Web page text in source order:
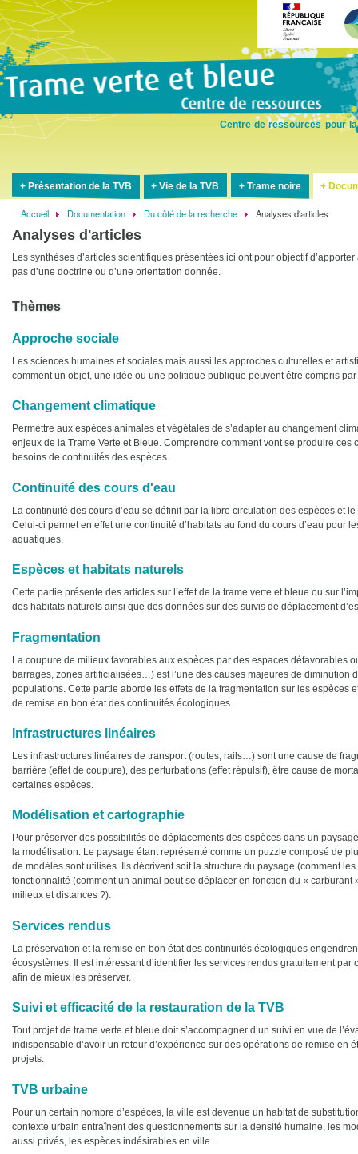
Centre de ressources pour
Présentation de la TVB Vie de la TVB Trame noire
Fil
d'Ariane
Accueil Documentation Du côté de la recherche Analyses d'articles
Analyses d'articles
Les synthèses d’articles scientifiques présentées ici ont pour objectif
pas d’une doctrine ou d’une orientation donnée.
Thèmes
Approche sociale
Les sciences humaines et sociales mais aussi les approches culturelles et
comment un objet, une idée ou une politique publique peuvent être compris
Changement climatique
Permettre aux espèces animales et végétales de s’adapter au changement
enjeux de la Trame Verte et Bleue. Comprendre comment vont se produire
besoins de continuités des espèces.
Continuité des cours d'eau
La continuité des cours d’eau se définit par la libre circulation des espèces et
Celui-ci permet en effet une continuité d’habitats au fond du cours d’eau pour
aquatiques.
Espèces et habitats naturels
Cette partie présente des articles sur l’effet de la trame verte et bleue ou sur
des habitats naturels ainsi que des données sur des suivis de déplacement
Fragmentation
La coupure de milieux favorables aux espèces par des espaces défavorables
barrages, zones artificialisées…) est l’une des causes majeures de diminution
populations. Cette partie aborde les effets de la fragmentation sur les espèces
de remise en bon état des continuités écologiques.
Infrastructures linéaires
Les infrastructures linéaires de transport (routes, rails…) sont une cause de
barrière (effet de coupure), des perturbations (effet répulsif), être cause de
certaines espèces.
Modélisation et cartographie
Pour préserver des possibilités de déplacements des espèces dans un
la modélisation. Le paysage étant représenté comme un puzzle composé de
de modèles sont utilisés. Ils décrivent soit la structure du paysage (comment
fonctionnalité (comment un animal peut se déplacer en fonction du « carburant
milieux et distances ?).
Services rendus
La préservation et la remise en bon état des continuités écologiques
écosystèmes. Il est intéressant d’identifier les services rendus gratuitement
afin de mieux les préserver.
Suivi et efficacité de la restauration de la TVB
Tout projet de trame verte et bleue doit s’accompagner d’un suivi en vue de
indispensable d’avoir un retour d’expérience sur des opérations de remise en
projets.
TVB urbaine
Pour un certain nombre d’espèces, la ville est devenue un habitat de
contexte urbain entraînent des questionnements sur la densité humaine, les
aussi privés, les espèces indésirables en ville…